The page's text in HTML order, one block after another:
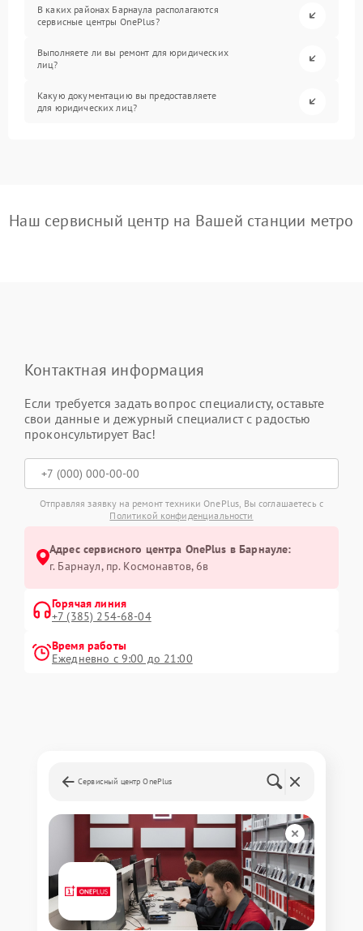
В каких районах Барнаула располагаются
сервисные центры OnePlus?
Выполняете ли вы ремонт для юридических
лиц?
Какую документацию вы предоставляете
для юридических лиц?
Наш сервисный центр на Вашей станции метро
Контактная информация
Если требуется задать вопрос специалисту, оставьте
свои данные и дежурный специалист с радостью
проконсультирует Вас!
Отправляя заявку на ремонт техники OnePlus, Вы соглашаетесь с
Политикой конфиденциальности
Адрес сервисного центра OnePlus в Барнауле:
г. Барнаул, ​пр. Космонавтов, 6в
Горячая линия
+7 (385) 254-68-04
Время работы
Ежедневно с 9:00 до 21:00
Сервисный центр OnePlus